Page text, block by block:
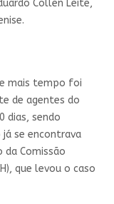
Collen Leite,
mais tempo foi
de agentes do
dias, sendo
se encontrava
Comissão
que levou o caso